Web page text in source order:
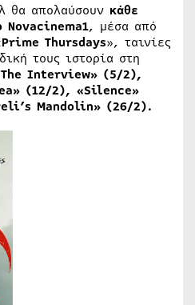
θα απολαύσουν κάθε
Novacinema1, μέσα από
Prime Thursdays», ταινίες
τους ιστορία στη
Interview​» (5/2),
(12/2), «Silence​»
Mandolin» (26/2).